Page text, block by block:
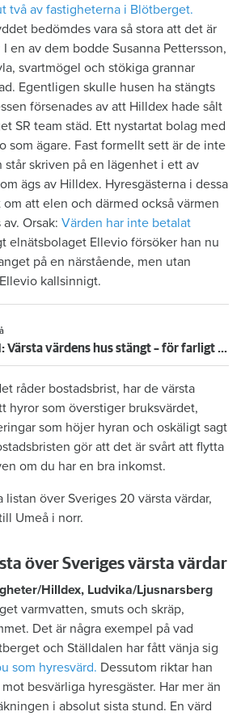
två av fastigheterna i Blötberget.
bedömdes vara så stora att det är
en av dem bodde Susanna Pettersson,
svartmögel och stökiga grannar
Egentligen skulle husen ha stängts
försenades av att Hilldex hade sålt
SR team städ. Ett nystartat bolag med
som ägare. Fast formellt sett är de inte
står skriven på en lägenhet i ett av
ägs av Hilldex. Hyresgästerna i dessa
att elen och därmed också värmen
Orsak: Värden har inte betalat
elnätsbolaget Ellevio försöker han nu
på en närstående, men utan
kallsinnigt.
Värst 1: Värsta värdens hus stängt – för farligt att bo i
råder bostadsbrist, har de värsta
hyror som överstiger bruksvärdet,
som höjer hyran och oskäligt sagt
gör att det är svårt att flytta
om du har en bra inkomst.
över Sveriges 20 värsta värdar,
Umeå i norr.
över Sveriges värsta värdar
Hilldex, Ludvika/Ljusnarsberg
varmvatten, smuts och skräp,
Det är några exempel på vad
och Ställdalen har fått vänja sig
som hyresvärd. Dessutom riktar han
besvärliga hyresgäster. Har mer än
i absolut sista stund. En värd